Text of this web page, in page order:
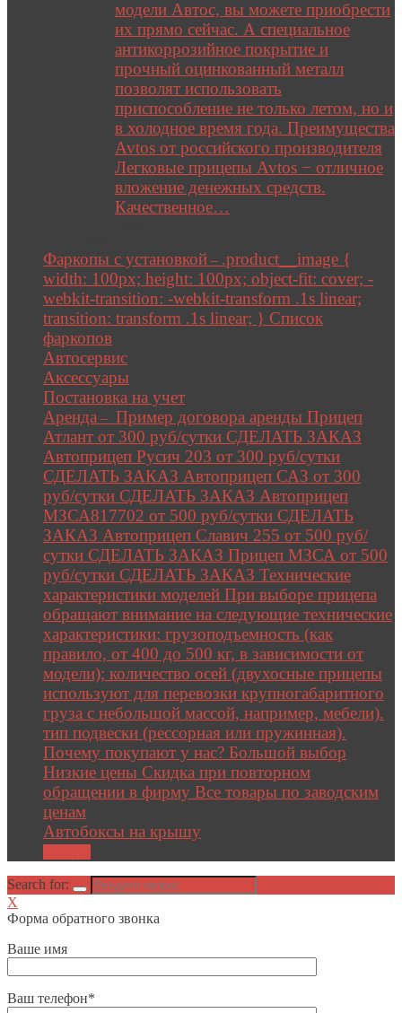
модели Автос, вы можете приобрести
их прямо сейчас. А специальное
антикоррозийное покрытие и
прочный оцинкованный металл
позволят использовать
приспособление не только летом, но и
в холодное время года. Преимущества
Avtos от российского производителя
Легковые прицепы Avtos − отличное
вложение денежных средств.
Качественное…
Фаркопы с установкой – .product__image {
width: 100px; height: 100px; object-fit: cover; -
webkit-transition: -webkit-transform .1s linear;
transition: transform .1s linear; } Список
фаркопов
Автосервис
Аксессуары
Постановка на учет
Аренда – Пример договора аренды Прицеп
Атлант от 300 руб/сутки СДЕЛАТЬ ЗАКАЗ
Автоприцеп Русич 203 от 300 руб/сутки
СДЕЛАТЬ ЗАКАЗ Автоприцеп САЗ от 300
руб/сутки СДЕЛАТЬ ЗАКАЗ Автоприцеп
МЗСА817702 от 500 руб/сутки СДЕЛАТЬ
ЗАКАЗ Автоприцеп Славич 255 от 500 руб/
сутки СДЕЛАТЬ ЗАКАЗ Прицеп МЗСА от 500
руб/сутки СДЕЛАТЬ ЗАКАЗ Технические
характеристики моделей При выборе прицепа
обращают внимание на следующие технические
характеристики: грузоподъемность (как
правило, от 400 до 500 кг, в зависимости от
модели); количество осей (двухосные прицепы
используют для перевозки крупногабаритного
груза с небольшой массой, например, мебели).
тип подвески (рессорная или пружинная).
Почему покупают у нас? Большой выбор
Низкие цены Скидка при повторном
обращении в фирму Все товары по заводским
ценам
Автобоксы на крышу
Search for:
X
Форма обратного звонка
Ваше имя
Ваш телефон*